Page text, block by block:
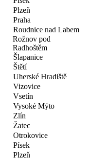
Plzeň
Praha
Roudnice nad Labem
Rožnov pod
Radhoštěm
Šlapanice
Štětí
Uherské Hradiště
Vizovice
Vsetín
Vysoké Mýto
Zlín
Žatec
Otrokovice
Písek
Plzeň